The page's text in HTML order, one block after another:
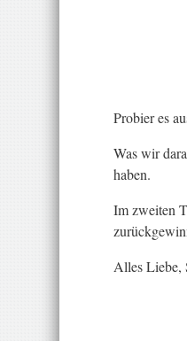
Probier es
Was wir
haben.
Im zweiten
Alles Liebe,